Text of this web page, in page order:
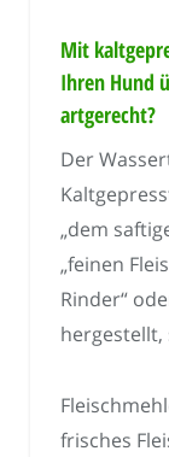
Mit
Ihren Hund
artgerecht?
Der
„dem
„feinen
Rinder“
hergestellt,
frisches